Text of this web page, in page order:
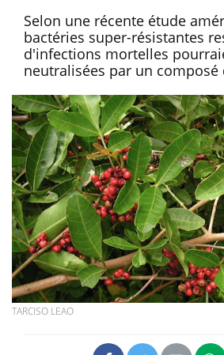
Selon une récente étude
bactéries super-résistantes
d'infections mortelles
neutralisées par un composé
TARCISO LEAO